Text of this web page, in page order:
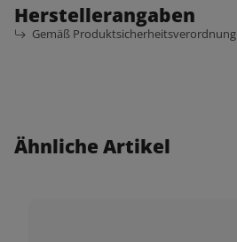
Herstellerangaben
Gemäß Produktsicherheitsverordnung
Ähnliche Artikel